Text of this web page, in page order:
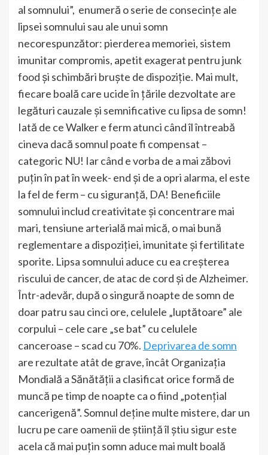
al somnului”, enumeră o serie de consecințe ale
lipsei somnului sau ale unui somn
necorespunzător: pierderea memoriei, sistem
imunitar compromis, apetit exagerat pentru junk
food și schimbări bruște de dispoziție. Mai mult,
fiecare boală care ucide în țările dezvoltate are
legături cauzale și semnificative cu lipsa de somn!
Iată de ce Walker e ferm atunci când îl întreabă
cineva dacă somnul poate fi compensat –
categoric NU! Iar când e vorba de a mai zăbovi
puțin în pat în week- end și de a opri alarma, el este
la fel de ferm – cu siguranță, DA! Beneficiile
somnului includ creativitate și concentrare mai
mari, tensiune arterială mai mică, o mai bună
reglementare a dispoziției, imunitate și fertilitate
sporite. Lipsa somnului aduce cu ea creșterea
riscului de cancer, de atac de cord și de Alzheimer.
Într-adevăr, după o singură noapte de somn de
doar patru sau cinci ore, celulele „luptătoare” ale
corpului – cele care „se bat” cu celulele
canceroase – scad cu 70%. Deprivarea de somn
are rezultate atât de grave, încât Organizația
Mondială a Sănătății a clasificat orice formă de
muncă pe timp de noapte ca o fiind „potențial
cancerigenă”. Somnul deține multe mistere, dar un
lucru pe care oamenii de știință îl știu sigur este
acela că mai puțin somn aduce mai mult boală